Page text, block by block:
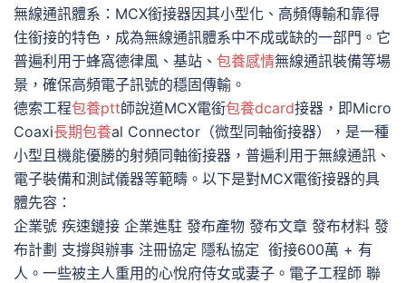
無線通訊體系：MCX銜接器因其小型化、高頻傳輸和靠得
住銜接的特色，成為無線通訊體系中不成或缺的一部門。它
普遍利用于蜂窩德律風、基站、 包養感情無線通訊裝備等場
景，確保高頻電子訊號的穩固傳輸。
德索工程包養ptt師說道MCX電銜包養dcard接器，即Micro
Coaxi長期包養al Connector（微型同軸銜接器），是一種
小型且機能優勝的射頻同軸銜接器，普遍利用于無線通訊、
電子裝備和測試儀器等範疇。以下是對MCX電銜接器的具
體先容：
企業號 疾速鏈接 企業進駐 發布產物 發布文章 發布材料 發
布計劃 支撐與辦事 注冊協定 隱私協定 銜接600萬 + 有
人。一些被主人重用的心悅府侍女或妻子。電子工程師 聯